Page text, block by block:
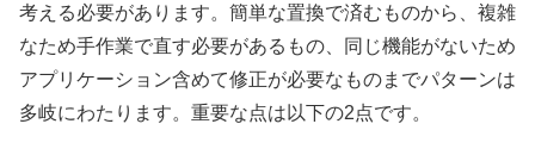
考える必要があります。簡単な置換で済むものから、複雑
なため手作業で直す必要があるもの、同じ機能がないため
アプリケーション含めて修正が必要なものまでパターンは
多岐にわたります。重要な点は以下の2点です。